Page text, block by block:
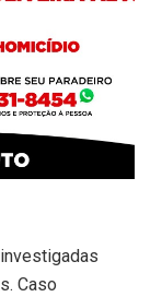
Caso